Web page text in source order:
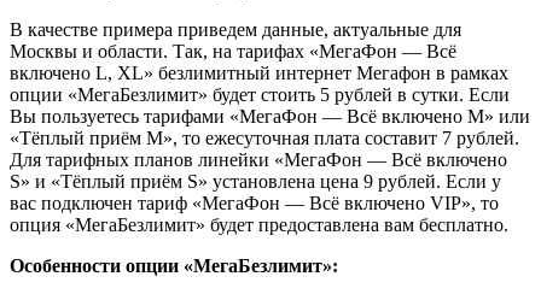
В качестве примера приведем данные, актуальные для
Москвы и области. Так, на тарифах «МегаФон — Всё
включено L, XL» безлимитный интернет Мегафон в рамках
опции «МегаБезлимит» будет стоить 5 рублей в сутки. Если
Вы пользуетесь тарифами «МегаФон — Всё включено M» или
«Тёплый приём M», то ежесуточная плата составит 7 рублей.
Для тарифных планов линейки «МегаФон — Всё включено
S» и «Тёплый приём S» установлена цена 9 рублей. Если у
вас подключен тариф «МегаФон — Всё включено VIP», то
опция «МегаБезлимит» будет предоставлена вам бесплатно.
Особенности опции «МегаБезлимит»: